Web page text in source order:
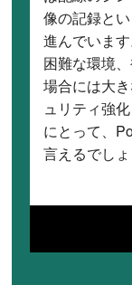
像の記録と
進んでいま
困難な環境
場合には大
ュリティ強
にとって、
言えるでしょ